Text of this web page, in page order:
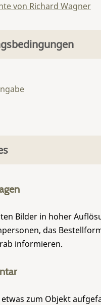
von Richard Wagner
Bilder in hoher
das
informieren.
zum Objekt